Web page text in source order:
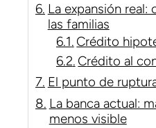
La expansión real:
las familias
Crédito
Crédito al
El punto de
La banca actual:
menos visible